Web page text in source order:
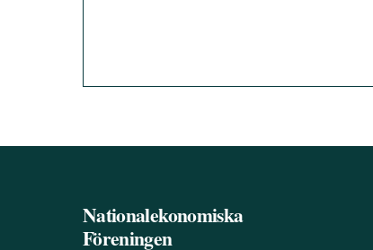
Nationalekonomiska
Föreningen